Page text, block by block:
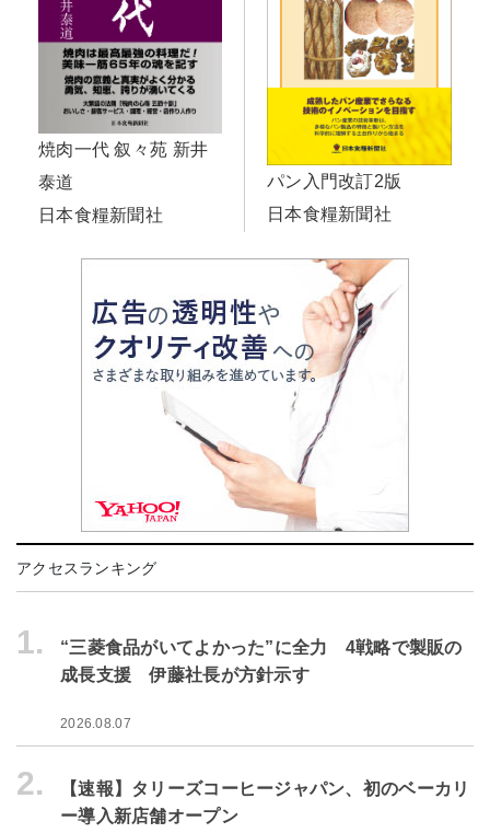
焼肉一代 叙々苑 新井
泰道
日本食糧新聞社
パン入門改訂2版
日本食糧新聞社
アクセスランキング
1.
“三菱食品がいてよかった”に全力 4戦略で製販の
成長支援 伊藤社長が方針示す
2026.08.07
2.
【速報】タリーズコーヒージャパン、初のベーカリ
ー導入新店舗オープン